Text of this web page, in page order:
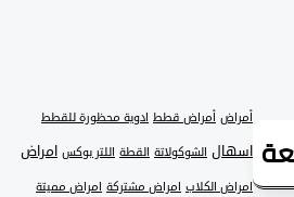
أمراض قطط ادوية محظورة للقطط
اسهال الشوكولاتة القطة اللتر بوكس امراض
امراض الكلاب امراض مشتركة امراض مميتة